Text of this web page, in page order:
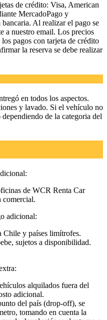
de crédito: Visa, American
MercadoPago y
Al realizar el pago se
a nuestro email. Los precios
pagos con tarjeta de crédito
la reserva se debe realizar
en todos los aspectos.
y lavado. Si el vehículo no
de la categoria del
de WCR Renta Car
comercial.
adicional:
Chile y países limítrofes.
sujetos a disponibilidad.
alquilados fuera del
adicional.
del país (drop-off), se
tomando en cuenta la